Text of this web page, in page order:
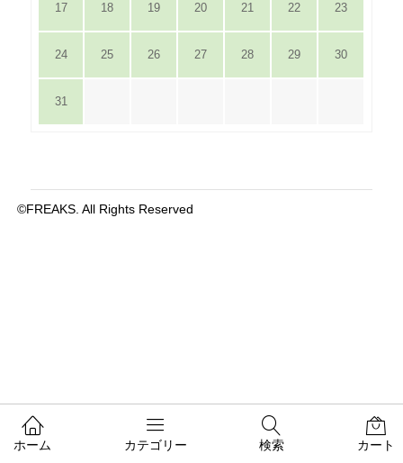
17 18 19 20 21 22 23
24 25 26 27 28 29 30
31
©FREAKS. All Rights Reserved
ホーム カテゴリー 検索 カート